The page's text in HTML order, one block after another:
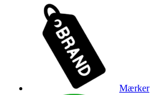
Mærker